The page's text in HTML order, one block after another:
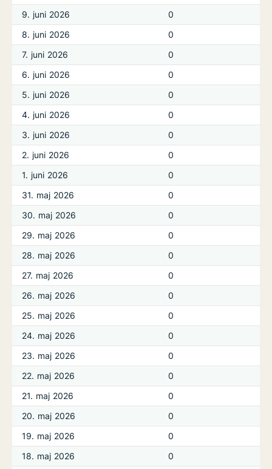
9. juni 2026
0
8. juni 2026
0
7. juni 2026
0
6. juni 2026
0
5. juni 2026
0
4. juni 2026
0
3. juni 2026
0
2. juni 2026
0
1. juni 2026
0
31. maj 2026
0
30. maj 2026
0
29. maj 2026
0
28. maj 2026
0
27. maj 2026
0
26. maj 2026
0
25. maj 2026
0
24. maj 2026
0
23. maj 2026
0
22. maj 2026
0
21. maj 2026
0
20. maj 2026
0
19. maj 2026
0
18. maj 2026
0